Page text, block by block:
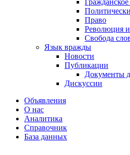
Право
Революция
Свобода
Язык вражды
Новости
Публикации
Документы
Дискуссии
Объявления
О нас
Аналитика
Справочник
База данных